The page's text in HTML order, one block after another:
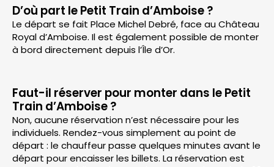
D’où part le Petit Train d’Amboise ?
Le départ se fait Place Michel Debré, face au Château
Royal d’Amboise. Il est également possible de monter
à bord directement depuis l’Île d’Or.
Faut-il réserver pour monter dans le Petit
Train d’Amboise ?
Non, aucune réservation n’est nécessaire pour les
individuels. Rendez-vous simplement au point de
départ : le chauffeur passe quelques minutes avant le
départ pour encaisser les billets. La réservation est